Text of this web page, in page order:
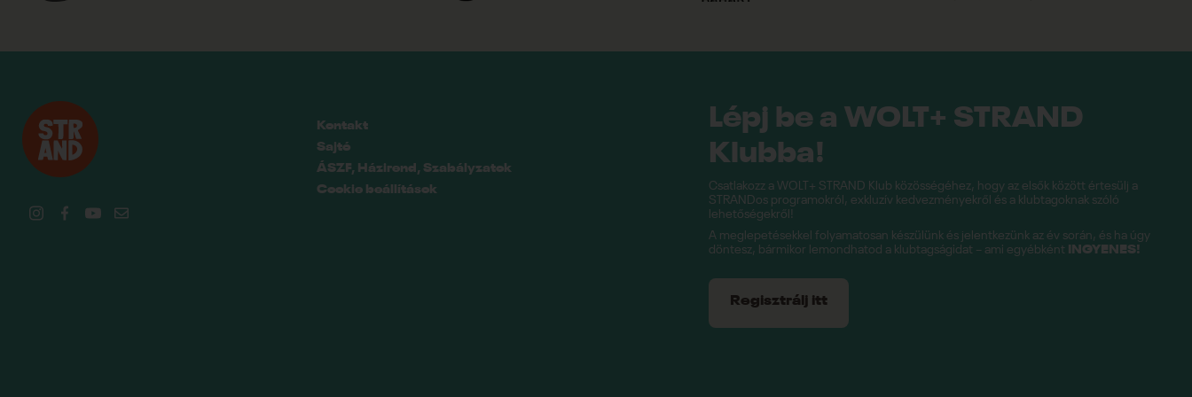
Kontakt
Sajtó
ÁSZF, Házirend, Szabályzatok
Cookie beállítások
Lépj be a WOLT+ STRAND
Klubba!
Csatlakozz a WOLT+ STRAND Klub közösségéhez, hogy az elsők között értesülj a
STRANDos programokról, exkluzív kedvezményekről és a klubtagoknak szóló
lehetőségekről!
A meglepetésekkel folyamatosan készülünk és jelentkezünk az év során, és ha úgy
döntesz, bármikor lemondhatod a klubtagságidat – ami egyébként
INGYENES!
Regisztrálj itt